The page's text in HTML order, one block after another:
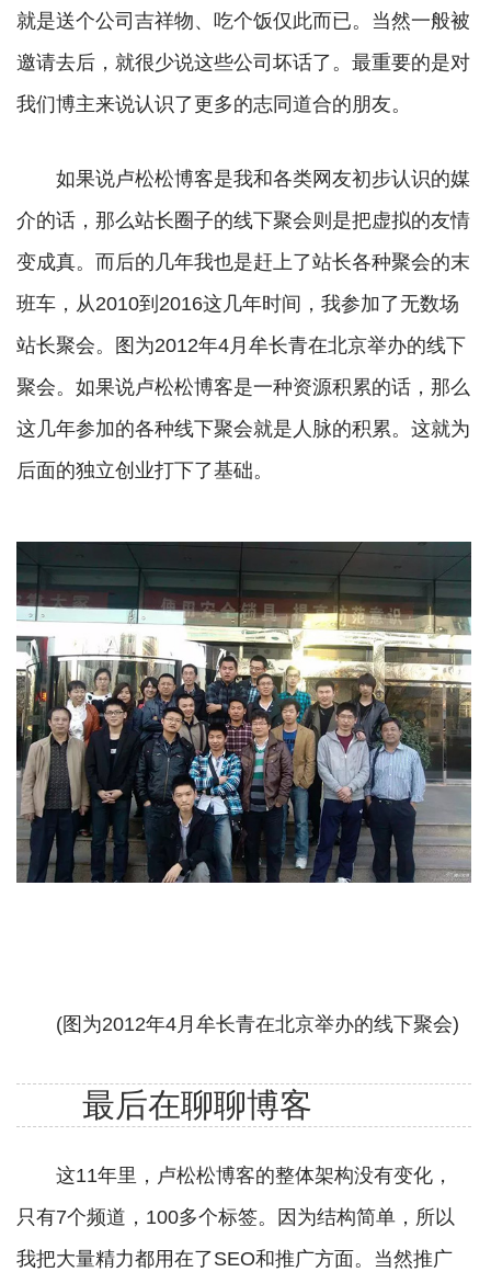
就是送个公司吉祥物、吃个饭仅此而已。当然一般被
邀请去后，就很少说这些公司坏话了。最重要的是对
我们博主来说认识了更多的志同道合的朋友。
如果说卢松松博客是我和各类网友初步认识的媒
介的话，那么站长圈子的线下聚会则是把虚拟的友情
变成真。而后的几年我也是赶上了站长各种聚会的末
班车，从2010到2016这几年时间，我参加了无数场
站长聚会。图为2012年4月牟长青在北京举办的线下
聚会。如果说卢松松博客是一种资源积累的话，那么
这几年参加的各种线下聚会就是人脉的积累。这就为
后面的独立创业打下了基础。
(图为2012年4月牟长青在北京举办的线下聚会)
最后在聊聊博客
这11年里，卢松松博客的整体架构没有变化，
只有7个频道，100多个标签。因为结构简单，所以
我把大量精力都用在了SEO和推广方面。当然推广